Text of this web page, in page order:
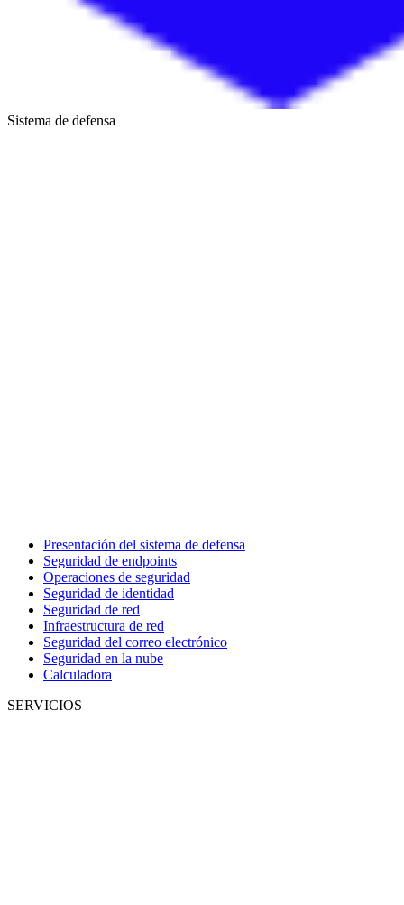
Sistema de defensa
Presentación del sistema de defensa
Seguridad de endpoints
Operaciones de seguridad
Seguridad de identidad
Seguridad de red
Infraestructura de red
Seguridad del correo electrónico
Seguridad en la nube
Calculadora
SERVICIOS